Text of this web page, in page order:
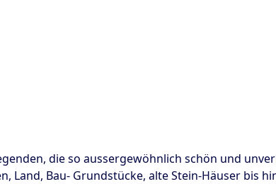
die so aussergewöhnlich schön und
Land, Bau- Grundstücke, alte Stein-Häuser bis